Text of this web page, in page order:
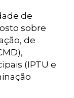
de
sobre
de
(IPTU e